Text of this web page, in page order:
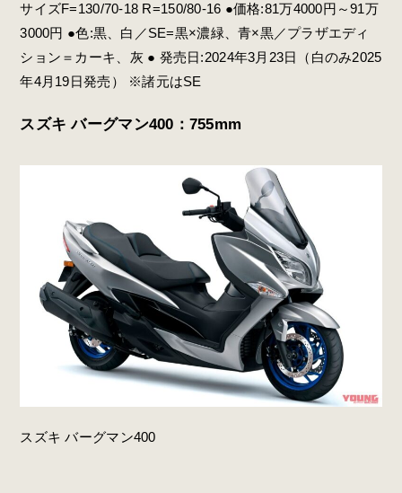
サイズF=130/70-18 R=150/80-16 ●価格:81万4000円～91万
3000円 ●色:黒、白／SE=黒×濃緑、青×黒／プラザエディ
ション＝カーキ、灰 ● 発売日:2024年3月23日（白のみ2025
年4月19日発売） ※諸元はSE
スズキ バーグマン400：755mm
スズキ バーグマン400